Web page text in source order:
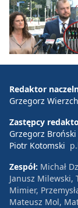
Redaktor
Grzegorz
Zastępcy
Grzegorz Broński
Piotr Kotomski
Zespół: Michał
Janusz Milewski,
Mimier,
Mateusz Mol,